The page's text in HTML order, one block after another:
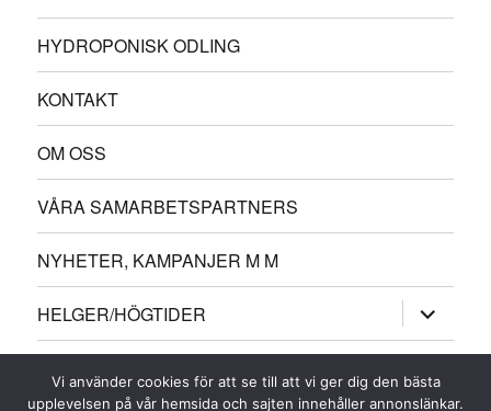
HYDROPONISK ODLING
KONTAKT
OM OSS
VÅRA SAMARBETSPARTNERS
NYHETER, KAMPANJER M M
HELGER/HÖGTIDER
Vi använder cookies för att se till att vi ger dig den bästa
upplevelsen på vår hemsida och sajten innehåller annonslänkar.